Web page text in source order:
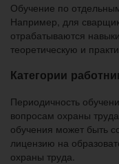
Обучение по
Например, для
отрабатываются
теоретическую и
Категории
Периодичность
вопросам охраны
обучения может быть
лицензию на
охраны труда.